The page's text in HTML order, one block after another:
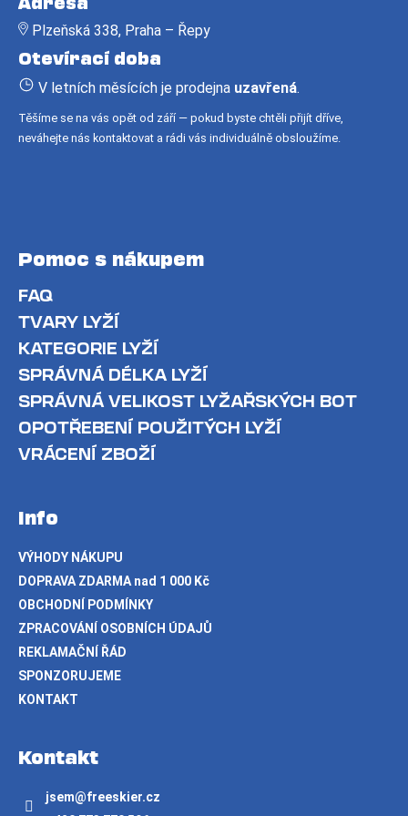
Plzeňská 338, Praha – Řepy
Otevírací doba
V letních měsících je prodejna uzavřená.
Těšíme se na vás opět od září — pokud byste chtěli přijít dříve,
neváhejte nás kontaktovat a rádi vás individuálně obsloužíme.
Pomoc s nákupem
FAQ
TVARY LYŽÍ
KATEGORIE LYŽÍ
SPRÁVNÁ DÉLKA LYŽÍ
SPRÁVNÁ VELIKOST LYŽAŘSKÝCH BOT
OPOTŘEBENÍ POUŽITÝCH LYŽÍ
VRÁCENÍ ZBOŽÍ
Info
VÝHODY NÁKUPU
DOPRAVA ZDARMA nad 1 000 Kč
OBCHODNÍ PODMÍNKY
ZPRACOVÁNÍ OSOBNÍCH ÚDAJŮ
REKLAMAČNÍ ŘÁD
SPONZORUJEME
KONTAKT
Kontakt
jsem@freeskier.cz